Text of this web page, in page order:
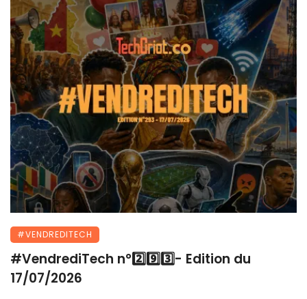
#VENDREDITECH
#VendrediTech n°2️⃣9️⃣3️⃣- Edition du
17/07/2026